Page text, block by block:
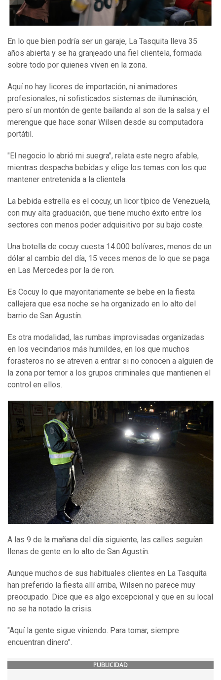
En lo que bien podría ser un garaje, La Tasquita lleva 35
años abierta y se ha granjeado una fiel clientela, formada
sobre todo por quienes viven en la zona.
Aquí no hay licores de importación, ni animadores
profesionales, ni sofisticados sistemas de iluminación,
pero sí un montón de gente bailando al son de la salsa y el
merengue que hace sonar Wilsen desde su computadora
portátil.
"El negocio lo abrió mi suegra", relata este negro afable,
mientras despacha bebidas y elige los temas con los que
mantener entretenida a la clientela.
La bebida estrella es el cocuy, un licor típico de Venezuela,
con muy alta graduación, que tiene mucho éxito entre los
sectores con menos poder adquisitivo por su bajo coste.
Una botella de cocuy cuesta 14.000 bolívares, menos de un
dólar al cambio del día, 15 veces menos de lo que se paga
en Las Mercedes por la de ron.
Es Cocuy lo que mayoritariamente se bebe en la fiesta
callejera que esa noche se ha organizado en lo alto del
barrio de San Agustín.
Es otra modalidad, las rumbas improvisadas organizadas
en los vecindarios más humildes, en los que muchos
forasteros no se atreven a entrar si no conocen a alguien de
la zona por temor a los grupos criminales que mantienen el
control en ellos.
A las 9 de la mañana del día siguiente, las calles seguían
llenas de gente en lo alto de San Agustín.
Aunque muchos de sus habituales clientes en La Tasquita
han preferido la fiesta allí arriba, Wilsen no parece muy
preocupado. Dice que es algo excepcional y que en su local
no se ha notado la crisis.
"Aquí la gente sigue viniendo. Para tomar, siempre
encuentran dinero".
PUBLICIDAD